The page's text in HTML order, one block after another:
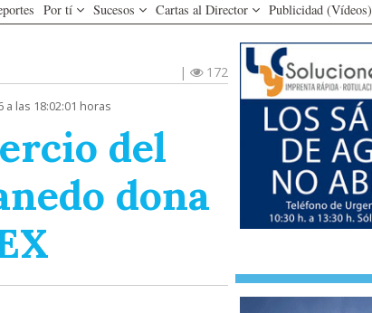
Por tí Sucesos Cartas al Director Publicidad (Vídeos)
|
172
a las 18:02:01 horas
del
dona